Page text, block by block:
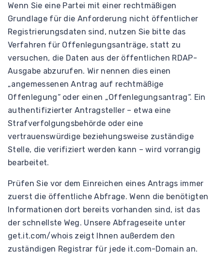
Wenn Sie eine Partei mit einer rechtmäßigen
Grundlage für die Anforderung nicht öffentlicher
Registrierungsdaten sind, nutzen Sie bitte das
Verfahren für Offenlegungsanträge, statt zu
versuchen, die Daten aus der öffentlichen RDAP-
Ausgabe abzurufen. Wir nennen dies einen
„angemessenen Antrag auf rechtmäßige
Offenlegung“ oder einen „Offenlegungsantrag“. Ein
authentifizierter Antragsteller – etwa eine
Strafverfolgungsbehörde oder eine
vertrauenswürdige beziehungsweise zuständige
Stelle, die verifiziert werden kann – wird vorrangig
bearbeitet.
Prüfen Sie vor dem Einreichen eines Antrags immer
zuerst die öffentliche Abfrage. Wenn die benötigten
Informationen dort bereits vorhanden sind, ist das
der schnellste Weg. Unsere Abfrageseite unter
get.it.com/whois zeigt Ihnen außerdem den
zuständigen Registrar für jede it.com-Domain an.